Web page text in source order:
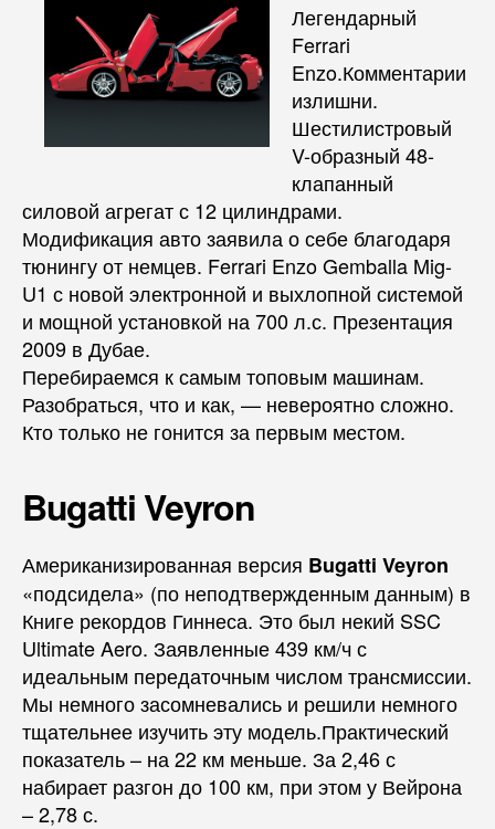
Легендарный
Ferrari
Enzo.Комментарии
излишни.
Шестилистровый
V-образный 48-
клапанный
силовой агрегат с 12 цилиндрами.
Модификация авто заявила о себе благодаря
тюнингу от немцев. Ferrari Enzo Gemballa Mig-
U1 с новой электронной и выхлопной системой
и мощной установкой на 700 л.с. Презентация
2009 в Дубае.
Перебираемся к самым топовым машинам.
Разобраться, что и как, — невероятно сложно.
Кто только не гонится за первым местом.
Bugatti Veyron
Американизированная версия Bugatti Veyron
«подсидела» (по неподтвержденным данным) в
Книге рекордов Гиннеса. Это был некий SSC
Ultimate Aero. Заявленные 439 км/ч с
идеальным передаточным числом трансмиссии.
Мы немного засомневались и решили немного
тщательнее изучить эту модель.Практический
показатель – на 22 км меньше. За 2,46 с
набирает разгон до 100 км, при этом у Вейрона
– 2,78 с.